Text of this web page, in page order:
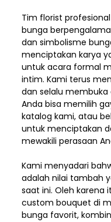
Tim florist
bunga
dan simbolisme
menciptakan karya
untuk acara formal
intim. Kami terus
dan selalu membuka
Anda bisa memilih
katalog kami, atau
untuk menciptakan
mewakili perasaan
Kami menyadari
adalah nilai tambah
saat ini. Oleh karena
custom bouquet di
bunga favorit,